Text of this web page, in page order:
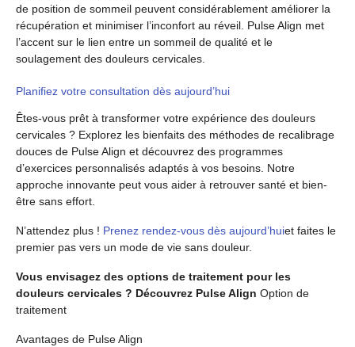
de position de sommeil peuvent considérablement améliorer la
récupération et minimiser l’inconfort au réveil. Pulse Align met
l’accent sur le lien entre un sommeil de qualité et le
soulagement des douleurs cervicales.
Planifiez votre consultation dès aujourd’hui
Êtes-vous prêt à transformer votre expérience des douleurs
cervicales ? Explorez les bienfaits des méthodes de recalibrage
douces de Pulse Align et découvrez des programmes
d’exercices personnalisés adaptés à vos besoins. Notre
approche innovante peut vous aider à retrouver santé et bien-
être sans effort.
N’attendez plus ! Prenez rendez-vous dès aujourd’huiet faites le
premier pas vers un mode de vie sans douleur.
Vous envisagez des options de traitement pour les
douleurs cervicales ? Découvrez Pulse Align Option de
traitement
Avantages de Pulse Align